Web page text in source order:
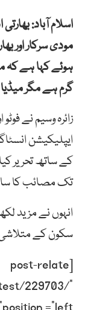
اسلام آباد:
مودی سرکار اور
ہوئے کہا ہے کہ
گرم ہے مگر
زائرہ وسیم نے
ایپلیکیشن
کے ساتھ تحریر
تک مصائب کا
انہوں نے مزید
سکون کے متلاشی
[post-relate
229703/”